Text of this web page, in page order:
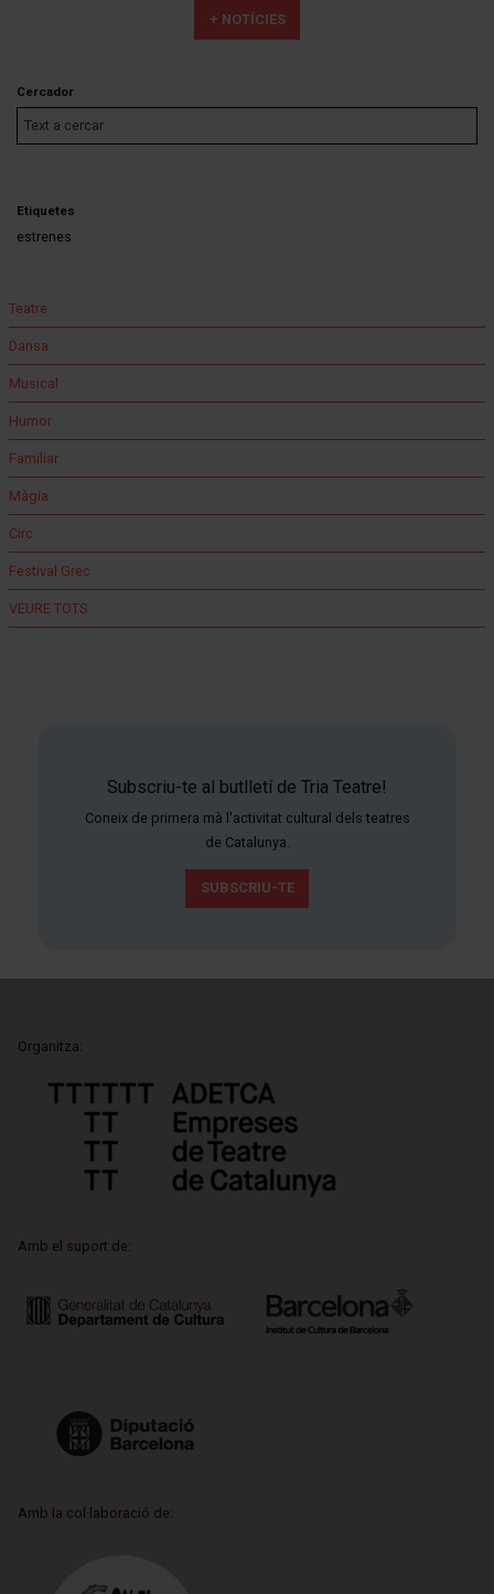
+ NOTÍCIES
Cercador
Etiquetes
estrenes
Teatre
Dansa
Musical
Humor
Familiar
Màgia
Circ
Festival Grec
VEURE TOTS
Subscriu-te al butlletí de Tria Teatre!
Coneix de primera mà l'activitat cultural dels teatres
de Catalunya.
SUBSCRIU-TE
Organitza:
Amb el suport de:
Amb la col·laboració de: